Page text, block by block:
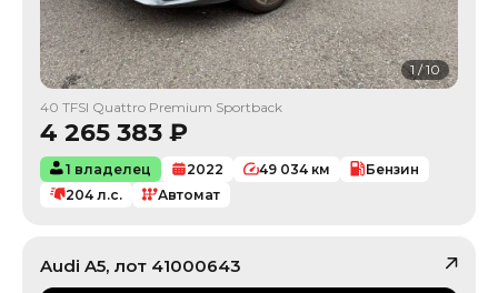
1 /10
40 TFSI Quattro Premium Sportback
4 265 383 ₽
1 владелец 2022 49 034 км
Бензин
204 л.с. Автомат
Audi A5, лот 41000643